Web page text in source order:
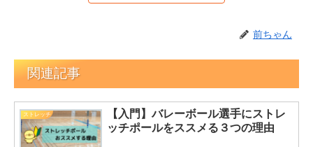
前ちゃん
関連記事
ストレッチ
【入門】バレーボール選手にストレ
ッチポールをススメる３つの理由